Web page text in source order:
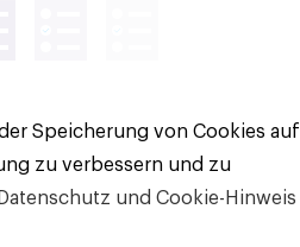
Speicherung von Cookies auf
zu verbessern und zu
Datenschutz und Cookie-Hinweis